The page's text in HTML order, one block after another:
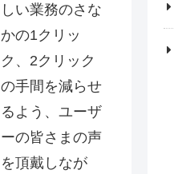
しい業務のさな
かの1クリッ
ク、2クリック
の手間を減らせ
るよう、ユーザ
ーの皆さまの声
を頂戴しなが